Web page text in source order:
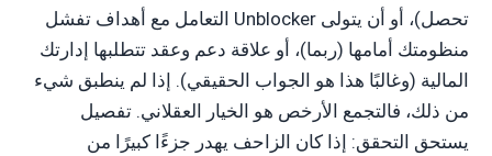
تحصل)، أو أن يتولى Unblocker التعامل مع أهداف تفشل
منظومتك أمامها (ربما)، أو علاقة دعم وعقد تتطلبها إدارتك
المالية (وغالبًا هذا هو الجواب الحقيقي). إذا لم ينطبق شيء
من ذلك، فالتجمع الأرخص هو الخيار العقلاني. تفصيل
يستحق التحقق: إذا كان الزاحف يهدر جزءًا كبيرًا من